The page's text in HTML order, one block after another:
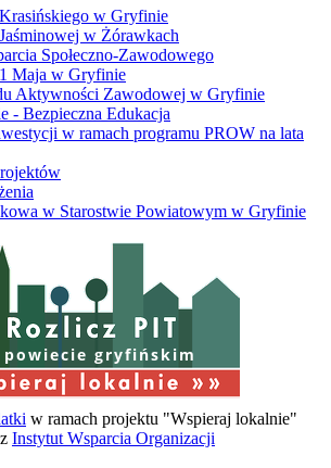
powiecie gryfińskim
w ramach projektu "Wspieraj lokalnie"
Instytut Wsparcia Organizacji